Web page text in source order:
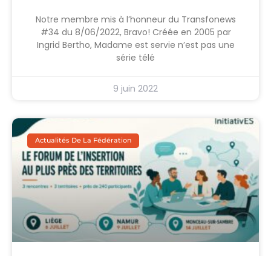
Notre membre mis à l’honneur du Transfonews
#34 du 8/06/2022, Bravo! Créée en 2005 par
Ingrid Bertho, Madame est servie n’est pas une
série télé
9 juin 2022
Actualités De La Fédération